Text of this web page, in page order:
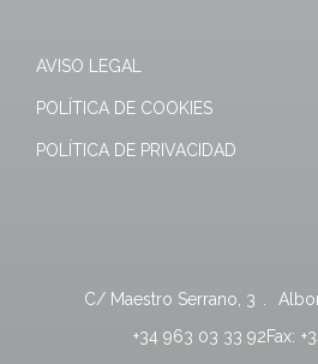
AVISO LEGAL
POLÍTICA DE COOKIES
POLÍTICA DE PRIVACIDAD
C/ Maestro Serrano, 3
+34 963 03 33 92Fax: